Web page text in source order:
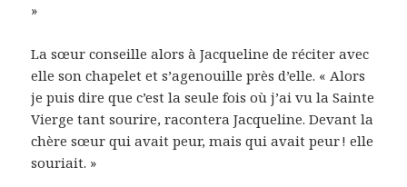
»
La sœur conseille alors à Jacqueline de réciter avec
elle son chapelet et s’agenouille près d’elle. « Alors
je puis dire que c’est la seule fois où j’ai vu la Sainte
Vierge tant sourire, racontera Jacqueline. Devant la
chère sœur qui avait peur, mais qui avait peur ! elle
souriait. »